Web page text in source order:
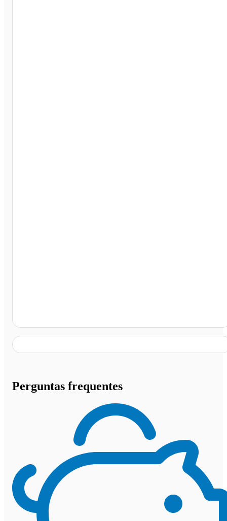
Perguntas frequentes